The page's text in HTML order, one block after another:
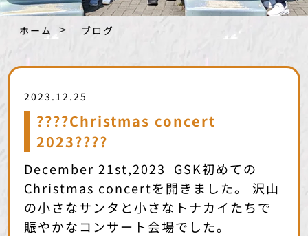
ホーム ブログ
2023.12.25
????Christmas concert
2023????
December 21st,2023 GSK初めての
Christmas concertを開きました。 沢山
の小さなサンタと小さなトナカイたちで
賑やかなコンサート会場でした。